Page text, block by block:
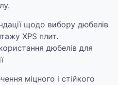
щодо вибору дюбелів
XPS плит.
дюбелів для
міцного і стійкого